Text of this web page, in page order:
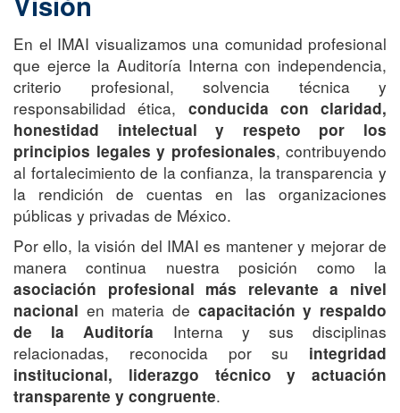
En el IMAI visualizamos una comunidad profesional
que ejerce la Auditoría Interna con independencia,
criterio profesional, solvencia técnica y
responsabilidad ética, conducida con claridad,
honestidad intelectual y respeto por los
principios legales y profesionales, contribuyendo
al fortalecimiento de la confianza, la transparencia y
la rendición de cuentas en las organizaciones
públicas y privadas de México.
Por ello, la visión del IMAI es mantener y mejorar de
manera continua nuestra posición como la
asociación profesional más relevante a nivel
nacional en materia de capacitación y respaldo
de la Auditoría Interna y sus disciplinas
relacionadas, reconocida por su integridad
institucional, liderazgo técnico y actuación
transparente y congruente.